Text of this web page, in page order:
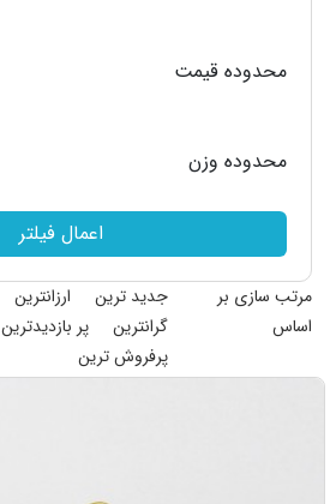
محدوده قیمت
محدوده وزن
اعمال فیلتر
مرتب سازی بر
اساس
جدید ترین
ارزانترین
گرانترین
پر بازدیدترین
پرفروش ترین